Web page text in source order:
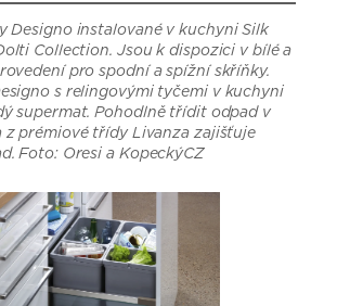
Designo instalované v kuchyni Silk
Collection. Jsou k dispozici v bílé a
pro spodní a spížní skříňky.
s relingovými tyčemi v kuchyni
supermat. Pohodlně třídit odpad v
z prémiové třídy Livanza zajišťuje
Foto: Oresi a KopeckýCZ